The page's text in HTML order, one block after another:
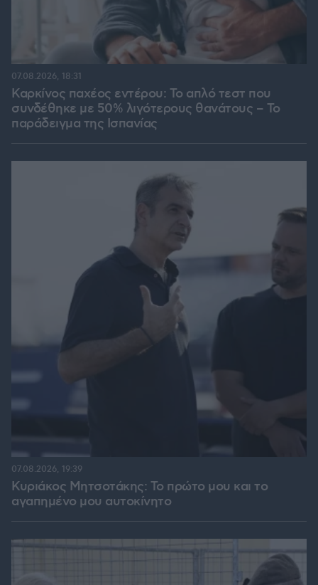
Καρκίνος παχέος εντέρου: Το απλό τεστ που
συνδέθηκε με 50% λιγότερους θανάτους – Το
παράδειγμα της Ισπανίας
07.08.2026, 18:31
Κυριάκος Μητσοτάκης: Το πρώτο μου και το
αγαπημένο μου αυτοκίνητο
07.08.2026, 19:39